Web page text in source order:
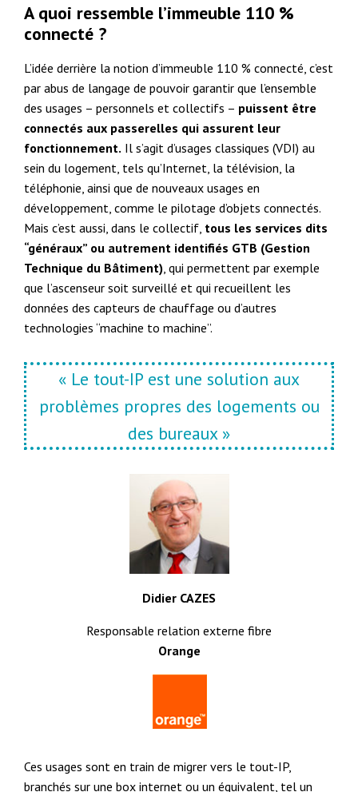
A quoi ressemble l’immeuble 110 %
connecté ?
L’idée derrière la notion d’immeuble 110 % connecté, c’est
par abus de langage de pouvoir garantir que l’ensemble
des usages – personnels et collectifs – puissent être
connectés aux passerelles qui assurent leur
fonctionnement. Il s’agit d’usages classiques (VDI) au
sein du logement, tels qu’Internet, la télévision, la
téléphonie, ainsi que de nouveaux usages en
développement, comme le pilotage d’objets connectés.
Mais c’est aussi, dans le collectif, tous les services dits
“généraux” ou autrement identifiés GTB (Gestion
Technique du Bâtiment), qui permettent par exemple
que l’ascenseur soit surveillé et qui recueillent les
données des capteurs de chauffage ou d’autres
technologies “machine to machine”.
« Le tout-IP est une solution aux
problèmes propres des logements ou
des bureaux »
Didier CAZES
Responsable relation externe fibre
Orange
Ces usages sont en train de migrer vers le tout-IP,
branchés sur une box internet ou un équivalent, tel un